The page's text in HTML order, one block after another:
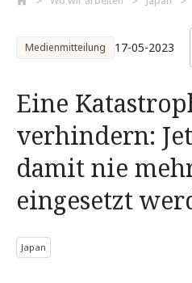
Medienmitteilung 17-05-2023
Eine
verhindern:
damit nie
eingesetzt
Japan